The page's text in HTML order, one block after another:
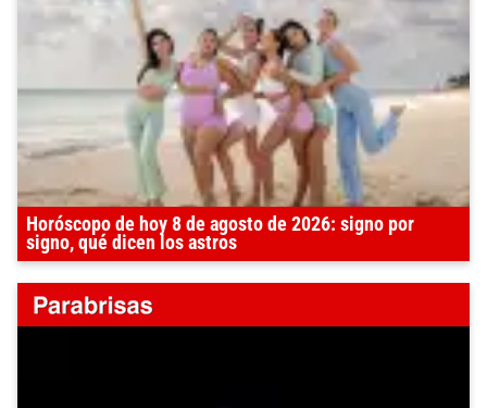
Horóscopo de hoy 8 de agosto de 2026: signo por
signo, qué dicen los astros